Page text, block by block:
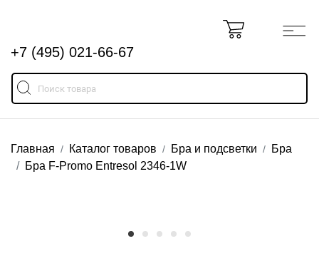
+7 (495) 021-66-67
Главная Каталог товаров Бра и подсветки
Бра
Бра F-Promo Entresol 2346-1W